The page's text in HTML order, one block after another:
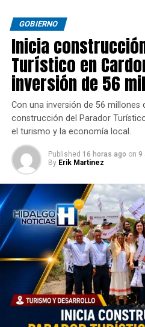
GOBIERNO
Inicia
Turístico en
inversión de 56
Con una inversión de 56
construcción del Parador
el turismo y la economía local.
Published 16 horas ago on 9
By Erik Martinez